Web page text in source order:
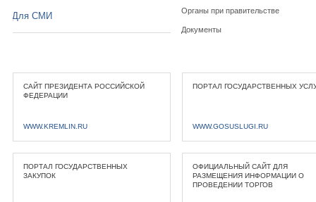
Органы при правительстве
Документы
Для СМИ
САЙТ ПРЕЗИДЕНТА РОССИЙСКОЙ
ФЕДЕРАЦИИ
WWW.KREMLIN.RU
ПОРТАЛ ГОСУДАРСТВЕННЫХ
WWW.GOSUSLUGI.RU
ПОРТАЛ ГОСУДАРСТВЕННЫХ
ЗАКУПОК
ОФИЦИАЛЬНЫЙ САЙТ ДЛЯ
РАЗМЕЩЕНИЯ ИНФОРМАЦИИ О
ПРОВЕДЕНИИ ТОРГОВ